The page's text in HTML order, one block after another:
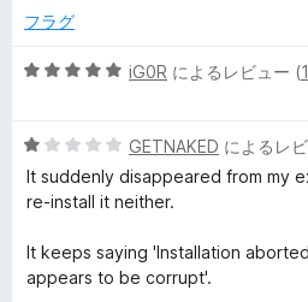
ー
価
中
の
フラグ
5
中
5
の
価
iG0R によるレビュー (
5
段
階
1
の
GETNAKED によるレ
It suddenly disappeared from my
re-install it neither.
It keeps saying 'Installation
appears to be corrupt'.